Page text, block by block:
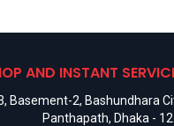
AND INSTANT
Basement-2, Bashundhara
Panthapath, Dhaka -